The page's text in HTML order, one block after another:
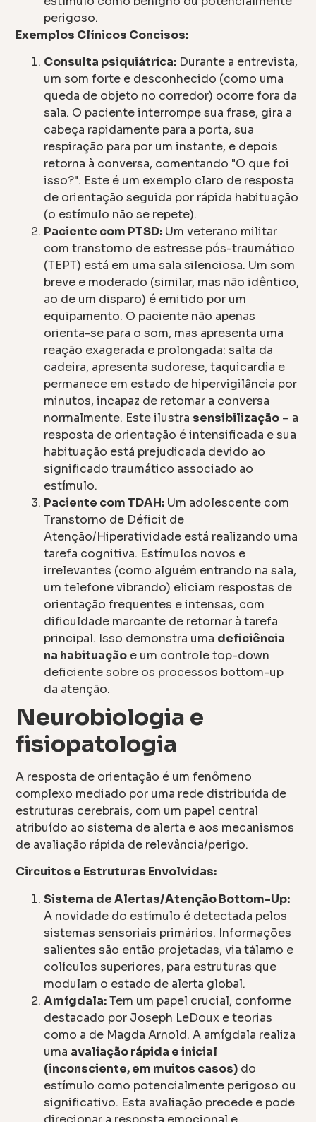
perigoso.
Exemplos Clínicos Concisos:
Consulta psiquiátrica: Durante a entrevista,
um som forte e desconhecido (como uma
queda de objeto no corredor) ocorre fora da
sala. O paciente interrompe sua frase, gira a
cabeça rapidamente para a porta, sua
respiração para por um instante, e depois
retorna à conversa, comentando "O que foi
isso?". Este é um exemplo claro de resposta
de orientação seguida por rápida habituação
(o estímulo não se repete).
Paciente com PTSD: Um veterano militar
com transtorno de estresse pós-traumático
(TEPT) está em uma sala silenciosa. Um som
breve e moderado (similar, mas não idêntico,
ao de um disparo) é emitido por um
equipamento. O paciente não apenas
orienta-se para o som, mas apresenta uma
reação exagerada e prolongada: salta da
cadeira, apresenta sudorese, taquicardia e
permanece em estado de hipervigilância por
minutos, incapaz de retomar a conversa
normalmente. Este ilustra sensibilização – a
resposta de orientação é intensificada e sua
habituação está prejudicada devido ao
significado traumático associado ao
estímulo.
Paciente com TDAH: Um adolescente com
Transtorno de Déficit de
Atenção/Hiperatividade está realizando uma
tarefa cognitiva. Estímulos novos e
irrelevantes (como alguém entrando na sala,
um telefone vibrando) eliciam respostas de
orientação frequentes e intensas, com
dificuldade marcante de retornar à tarefa
principal. Isso demonstra uma deficiência
na habituação e um controle top-down
deficiente sobre os processos bottom-up
da atenção.
Neurobiologia e
fisiopatologia
A resposta de orientação é um fenômeno
complexo mediado por uma rede distribuída de
estruturas cerebrais, com um papel central
atribuído ao sistema de alerta e aos mecanismos
de avaliação rápida de relevância/perigo.
Circuitos e Estruturas Envolvidas:
Sistema de Alertas/Atenção Bottom-Up:
A novidade do estímulo é detectada pelos
sistemas sensoriais primários. Informações
salientes são então projetadas, via tálamo e
colículos superiores, para estruturas que
modulam o estado de alerta global.
Amígdala:Tem um papel crucial, conforme
destacado por Joseph LeDoux e teorias
como a de Magda Arnold. A amígdala realiza
uma avaliação rápida e inicial
(inconsciente, em muitos casos) do
estímulo como potencialmente perigoso ou
significativo. Esta avaliação precede e pode